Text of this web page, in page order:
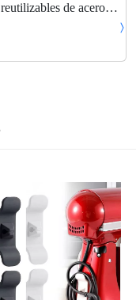
de acero
cepillo de repuesto para